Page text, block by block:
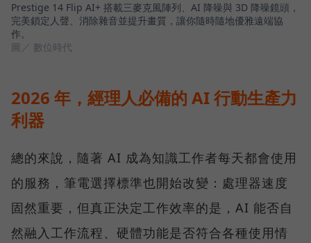
Prestige 14 Flip AI+ 搭載三麥克風陣列、AI 降噪與 3D 降噪鏡頭，
完美鎖定人聲、消除雜音並提升畫質，讓你隨時隨地優雅遠端協
作。
圖／ 數位時代
2026 年，經理人必備的 AI 行動生產力
利器
總的來說，隨著 AI 成為知識工作者每天都會使用
的服務，筆電選擇標準也開始改變：處理器速度
固然重要，但真正決定工作效率的是，AI 能否自
然融入工作流程、硬體功能是否符合各種使用情